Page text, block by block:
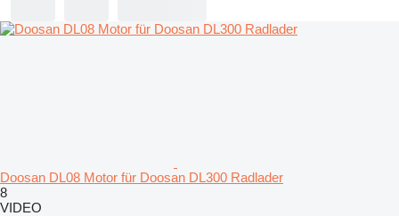
Doosan DL08 Motor für Doosan DL300 Radlader
8
VIDEO